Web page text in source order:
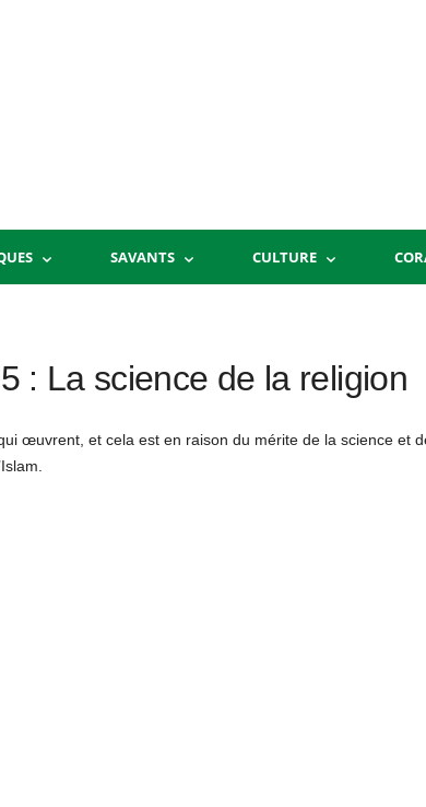
SAVANTS CULTURE
: La science de la religion
œuvrent, et cela est en raison du mérite de la science et